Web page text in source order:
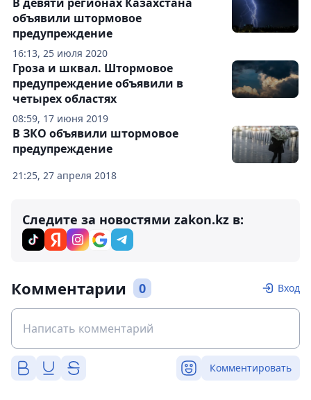
16:13, 25 июля 2020
объявили штормовое
предупреждение
08:59, 17 июня 2019
Гроза и шквал. Штормовое
предупреждение объявили в
четырех областях
21:25, 27 апреля 2018
В ЗКО объявили штормовое
предупреждение
Следите за новостями zakon.kz в:
Комментарии 0 Вход
Комментировать